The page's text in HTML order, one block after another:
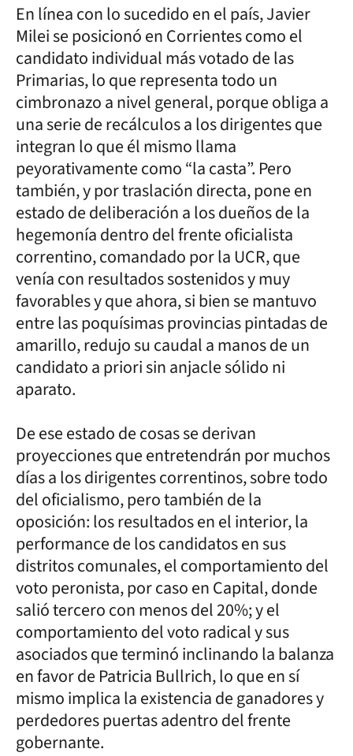
En línea con lo sucedido en el país, Javier
Milei se posicionó en Corrientes como el
candidato individual más votado de las
Primarias, lo que representa todo un
cimbronazo a nivel general, porque obliga a
una serie de recálculos a los dirigentes que
integran lo que él mismo llama
peyorativamente como “la casta”. Pero
también, y por traslación directa, pone en
estado de deliberación a los dueños de la
hegemonía dentro del frente oficialista
correntino, comandado por la UCR, que
venía con resultados sostenidos y muy
favorables y que ahora, si bien se mantuvo
entre las poquísimas provincias pintadas de
amarillo, redujo su caudal a manos de un
candidato a priori sin anjacle sólido ni
aparato.
De ese estado de cosas se derivan
proyecciones que entretendrán por muchos
días a los dirigentes correntinos, sobre todo
del oficialismo, pero también de la
oposición: los resultados en el interior, la
performance de los candidatos en sus
distritos comunales, el comportamiento del
voto peronista, por caso en Capital, donde
salió tercero con menos del 20%; y el
comportamiento del voto radical y sus
asociados que terminó inclinando la balanza
en favor de Patricia Bullrich, lo que en sí
mismo implica la existencia de ganadores y
perdedores puertas adentro del frente
gobernante.